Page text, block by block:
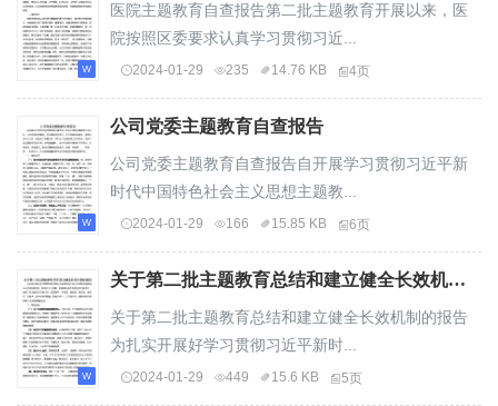
医院主题教育自查报告第二批主题教育开展以来，医
院按照区委要求认真学习贯彻习近...
2024-01-29 235 14.76 KB 4页
公司党委主题教育自查报告
公司党委主题教育自查报告自开展学习贯彻习近平新
时代中国特色社会主义思想主题教...
2024-01-29 166 15.85 KB 6页
关于第二批主题教育总结和建立健全长效机制的报告
关于第二批主题教育总结和建立健全长效机制的报告
为扎实开展好学习贯彻习近平新时...
2024-01-29 449 15.6 KB 5页